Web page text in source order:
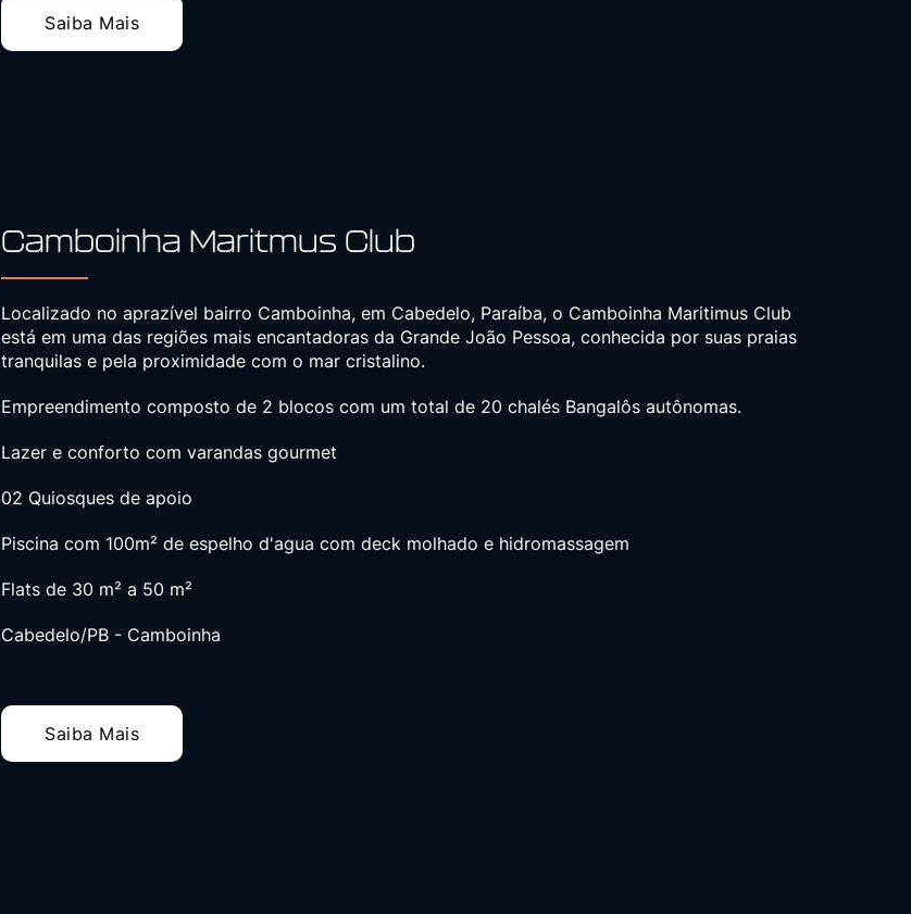
Saiba Mais
Camboinha Maritmus Club
Localizado no aprazível bairro Camboinha, em Cabedelo, Paraíba, o Camboinha Maritimus Club
está em uma das regiões mais encantadoras da Grande João Pessoa, conhecida por suas praias
tranquilas e pela proximidade com o mar cristalino.
Empreendimento composto de 2 blocos com um total de 20 chalés Bangalôs autônomas.
Lazer e conforto com varandas gourmet
02 Quiosques de apoio
Piscina com 100m² de espelho d'agua com deck molhado e hidromassagem
Flats de 30 m² a 50 m²
Cabedelo/PB - Camboinha
Saiba Mais